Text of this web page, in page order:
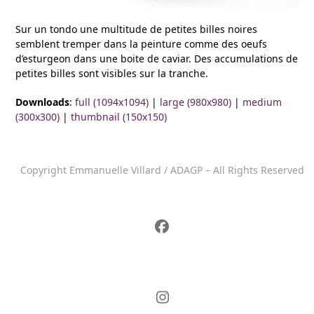
Sur un tondo une multitude de petites billes noires
semblent tremper dans la peinture comme des oeufs
d’esturgeon dans une boite de caviar. Des accumulations de
petites billes sont visibles sur la tranche.
Downloads:full (1094x1094) | large (980x980) | medium
(300x300) |thumbnail (150x150)
Copyright Emmanuelle Villard / ADAGP – All Rights Reserved